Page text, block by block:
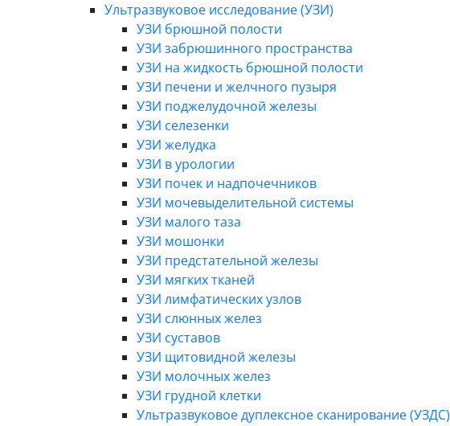
Ультразвуковое исследование (УЗИ)
УЗИ брюшной полости
УЗИ забрюшинного пространства
УЗИ на жидкость брюшной полости
УЗИ печени и желчного пузыря
УЗИ поджелудочной железы
УЗИ селезенки
УЗИ желудка
УЗИ в урологии
УЗИ почек и надпочечников
УЗИ мочевыделительной системы
УЗИ малого таза
УЗИ мошонки
УЗИ предстательной железы
УЗИ мягких тканей
УЗИ лимфатических узлов
УЗИ слюнных желез
УЗИ суставов
УЗИ щитовидной железы
УЗИ молочных желез
УЗИ грудной клетки
Ультразвуковое дуплексное сканирование (УЗДС)